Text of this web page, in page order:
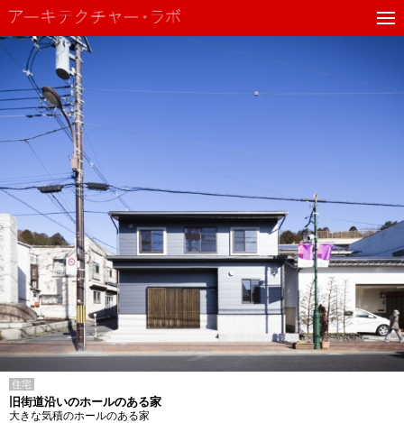
住宅
旧街道沿いのホールのある家
大きな気積のホールのある家